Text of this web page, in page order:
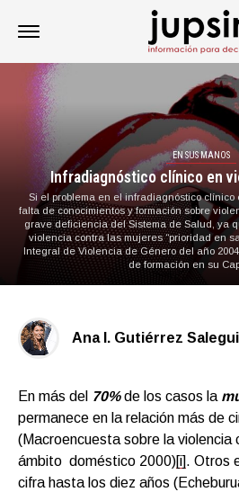
EN SUS MANOS
Infradiagnóstico clínico en
Si el problema en el infradiagnóstico
falta de conocimientos y formación sobre
grave deficiencia del Sistema de Salud, ya
violencia contra las mujeres “prioridad en
Integral de Violencia de Género del año
de formación en su
Ana I. Gutiérrez Salegui
En más del 70% de los casos la
permanece en la relación más de
(Macroencuesta sobre la violencia
ámbito doméstico 2000)[i]. Otros
cifra hasta los diez años